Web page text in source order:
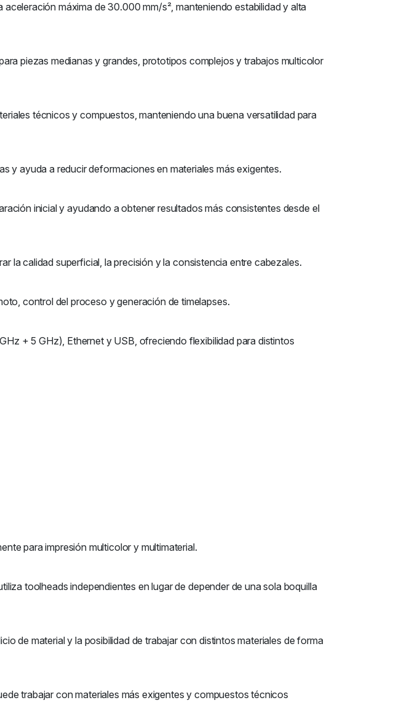
máxima de 30.000 mm/s², manteniendo estabilidad y alta
piezas medianas y grandes, prototipos complejos y trabajos multicolor
técnicos y compuestos, manteniendo una buena versatilidad para
y ayuda a reducir deformaciones en materiales más exigentes.
inicial y ayudando a obtener resultados más consistentes desde el
la calidad superficial, la precisión y la consistencia entre cabezales.
control del proceso y generación de timelapses.
+ 5 GHz), Ethernet y USB, ofreciendo flexibilidad para distintos
para impresión multicolor y multimaterial.
toolheads independientes en lugar de depender de una sola boquilla
de material y la posibilidad de trabajar con distintos materiales de forma
trabajar con materiales más exigentes y compuestos técnicos